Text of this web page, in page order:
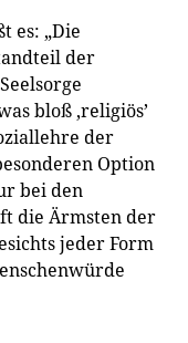
es: „Die
der
bloß ‚religiös’
der
Option
bei den
die Ärmsten der
jeder Form